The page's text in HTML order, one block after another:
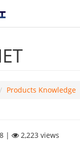
Products Knowledge
| 2,223 views